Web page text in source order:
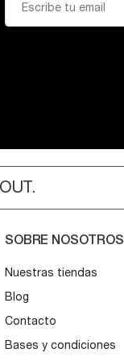
SOBRE NOSOTROS
Nuestras tiendas
Blog
Contacto
Bases y condiciones